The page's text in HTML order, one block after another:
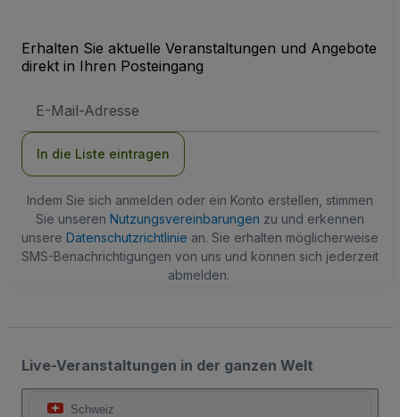
Erhalten Sie aktuelle Veranstaltungen und Angebote
direkt in Ihren Posteingang
Mail-
In die Liste eintragen
Indem Sie sich anmelden oder ein Konto erstellen, stimmen
Sie unseren Nutzungsvereinbarungen zu und erkennen
unsere Datenschutzrichtlinie an. Sie erhalten möglicherweise
SMS-Benachrichtigungen von uns und können sich jederzeit
abmelden.
Live-Veranstaltungen in der ganzen Welt
Schweiz